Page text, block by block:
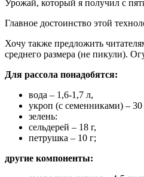
Урожай, который я получил с
Главное достоинство этой
Хочу также предложить
среднего размера (не пикули).
Для рассола понадобятся:
вода – 1,6-1,7 л,
укроп (с семенниками) – 30
зелень:
сельдерей – 18 г,
петрушка – 10 г;
другие компоненты: